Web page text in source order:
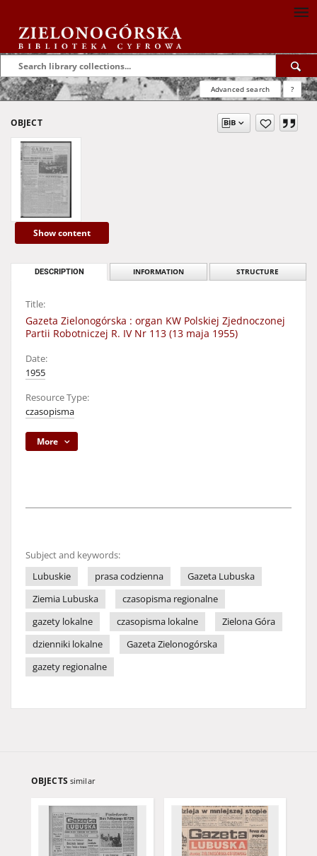
Advanced search ?
OBJECT
Show content
DESCRIPTION INFORMATION STRUCTURE
Title:
Gazeta Zielonogórska : organ KW Polskiej Zjednoczonej
Partii Robotniczej R. IV Nr 113 (13 maja 1955)
Date:
1955
Resource Type:
czasopisma
More
Subject and keywords:
Lubuskie
prasa codzienna
Gazeta Lubuska
Ziemia Lubuska
czasopisma regionalne
gazety lokalne
czasopisma lokalne
Zielona Góra
dzienniki lokalne
Gazeta Zielonogórska
gazety regionalne
OBJECTS similar